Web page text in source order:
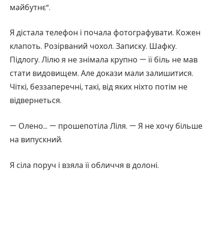
майбутнє”.
Я дістала телефон і почала фотографувати. Кожен
клапоть. Розірваний чохол. Записку. Шафку.
Підлогу. Лілю я не знімала крупно — її біль не мав
стати видовищем. Але докази мали залишитися.
Чіткі, беззаперечні, такі, від яких ніхто потім не
відвернеться.
— Олено… — прошепотіла Ліля. — Я не хочу більше
на випускний.
Я сіла поруч і взяла її обличчя в долоні.